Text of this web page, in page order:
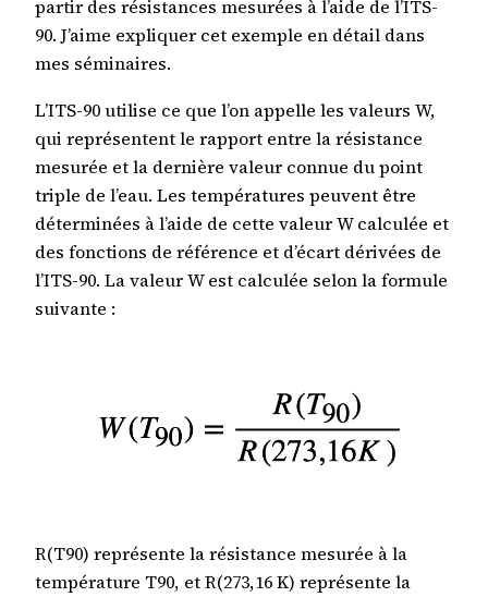
partir des résistances mesurées à l’aide de l’ITS-
90. J’aime expliquer cet exemple en détail dans
mes séminaires.
L’ITS-90 utilise ce que l’on appelle les valeurs W,
qui représentent le rapport entre la résistance
mesurée et la dernière valeur connue du point
triple de l’eau. Les températures peuvent être
déterminées à l’aide de cette valeur W calculée et
des fonctions de référence et d’écart dérivées de
l’ITS-90. La valeur W est calculée selon la formule
suivante :
R(T90) représente la résistance mesurée à la
température T90, et R(273,16 K) représente la